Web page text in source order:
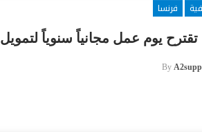
فرنسا
يوم عمل مجانياً سنوياً لتمويل
By